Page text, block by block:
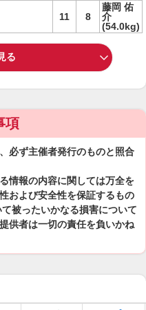
11 8
藤岡 佑
介
(54.0kg)
る
項
必ず主催者発行のものと照合
情報の内容に関しては万全を
および安全性を保証するもの
被ったいかなる損害について
供者は一切の責任を負いかね